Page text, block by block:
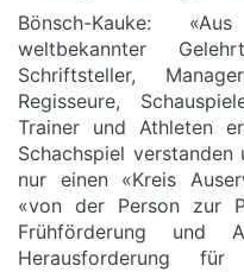
Bönsch-Kauke:
weltbekannter
Schriftsteller,
Regisseure,
Trainer und Athleten
Schachspiel
nur einen «Kreis
«von der Person zur
Frühförderung und
Herausforderung